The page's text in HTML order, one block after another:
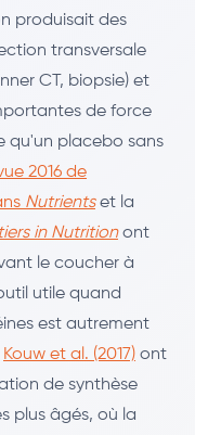
produisait des
transversale
CT, biopsie) et
de force
qu'un placebo sans
2016 de
Nutrientset la
in Nutritionont
le coucher à
utile quand
est autrement
Kouw et al. (2017) ont
de synthèse
plus âgés, où la